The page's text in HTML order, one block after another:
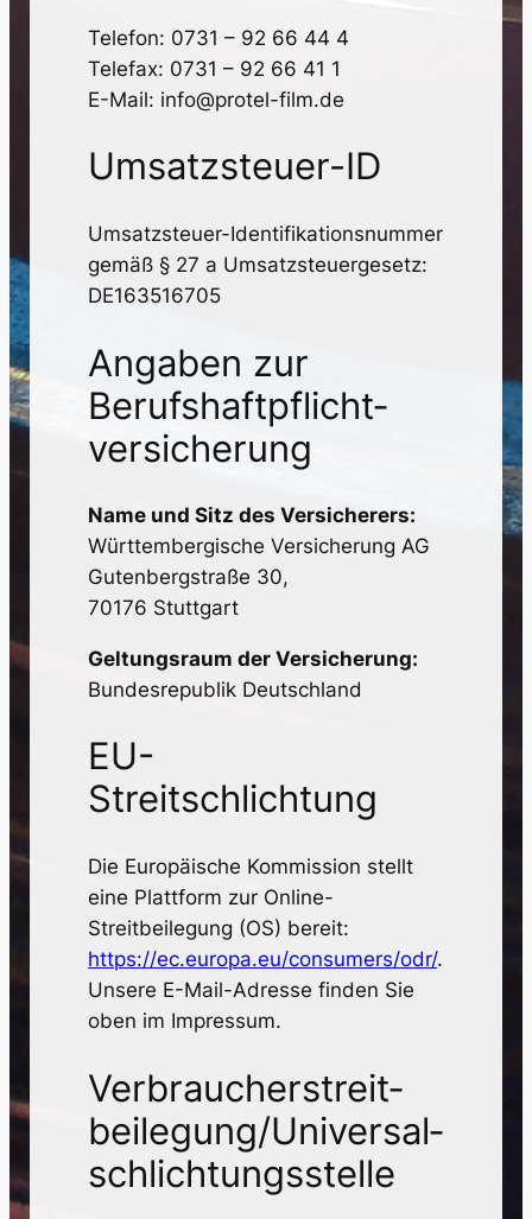
Telefon: 0731 – 92 66 44 4
Telefax: 0731 – 92 66 41 1
E-Mail: info@protel-film.de
Umsatzsteuer-ID
Umsatzsteuer-Identifikationsnummer
gemäß § 27 a Umsatzsteuergesetz:
DE163516705
Angaben zur
Berufs­haftpflicht­
versicherung
Name und Sitz des Versicherers:
Württembergische Versicherung AG
Gutenbergstraße 30,
70176 Stuttgart
Geltungsraum der Versicherung:
Bundesrepublik Deutschland
EU-
Streitschlichtung
Die Europäische Kommission stellt
eine Plattform zur Online-
Streitbeilegung (OS) bereit:
https://ec.europa.eu/consumers/odr/.
Unsere E-Mail-Adresse finden Sie
oben im Impressum.
Verbraucher­streit­
beilegung/Universal­
schlichtungs­stelle